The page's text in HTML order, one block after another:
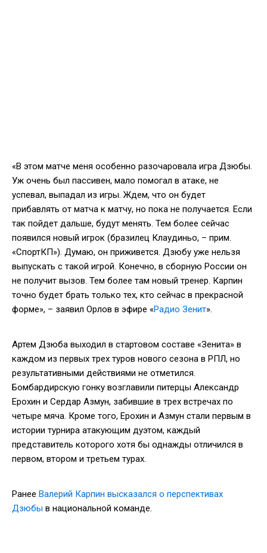
«В этом матче меня особенно разочаровала игра Дзюбы.
Уж очень был пассивен, мало помогал в атаке, не
успевал, выпадал из игры. Ждем, что он будет
прибавлять от матча к матчу, но пока не получается. Если
так пойдет дальше, будут менять. Тем более сейчас
появился новый игрок (бразилец Клаудиньо, – прим.
«СпортКП»). Думаю, он приживется. Дзюбу уже нельзя
выпускать с такой игрой. Конечно, в сборную России он
не получит вызов. Тем более там новый тренер. Карпин
точно будет брать только тех, кто сейчас в прекрасной
форме», – заявил Орлов в эфире «Радио Зенит».
Артем Дзюба выходил в стартовом составе «Зенита» в
каждом из первых трех туров нового сезона в РПЛ, но
результативными действиями не отметился.
Бомбардирскую гонку возглавили питерцы Александр
Ерохин и Сердар Азмун, забившие в трех встречах по
четыре мяча. Кроме того, Ерохин и Азмун стали первым в
истории турнира атакующим дуэтом, каждый
представитель которого хотя бы однажды отличился в
первом, втором и третьем турах.
Ранее Валерий Карпин высказался о перспективах
Дзюбы в национальной команде.